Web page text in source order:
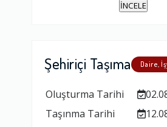
İNCELE
Şehiriçi Taşıma Daire,
Oluşturma Tarihi
Taşınma Tarihi